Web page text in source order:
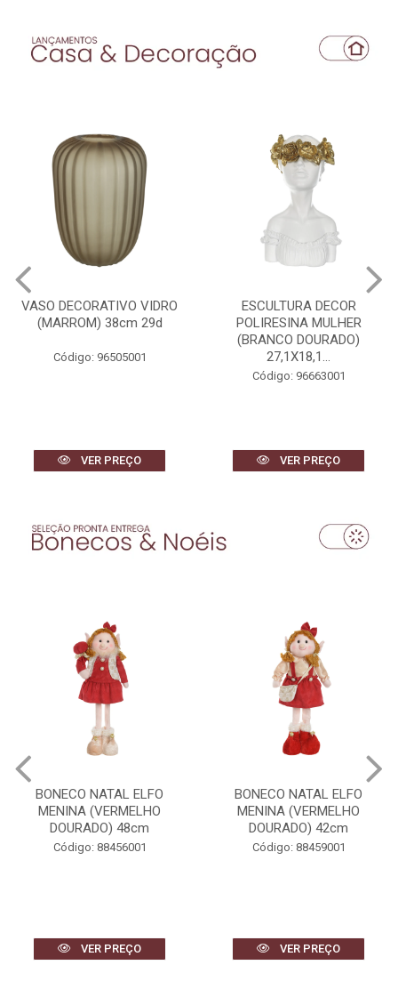
VASO DECORATIVO VIDRO
(MARROM) 38cm 29d
Código: 96505001
VER PREÇO
ESCULTURA DECOR
POLIRESINA MULHER
(BRANCO DOURADO)
27,1X18,1...
Código: 96663001
VER PREÇO
BONECO NATAL ELFO
MENINA (VERMELHO
DOURADO) 48cm
Código: 88456001
VER PREÇO
BONECO NATAL ELFO
MENINA (VERMELHO
DOURADO) 42cm
Código: 88459001
VER PREÇO